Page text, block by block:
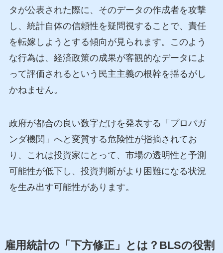
タが公表された際に、そのデータの作成者を攻撃
し、統計自体の信頼性を疑問視することで、責任
を転嫁しようとする傾向が見られます。このよう
な行為は、経済政策の成果が客観的なデータによ
って評価されるという民主主義の根幹を揺るがし
かねません。
政府が都合の良い数字だけを発表する「プロパガ
ンダ機関」へと変質する危険性が指摘されてお
り、これは投資家にとって、市場の透明性と予測
可能性が低下し、投資判断がより困難になる状況
を生み出す可能性があります。
雇用統計の「下方修正」とは？BLSの役割